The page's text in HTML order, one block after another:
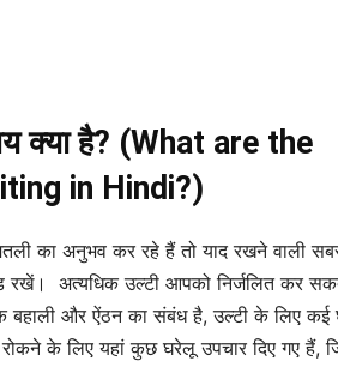
क्या है? (What are the
in Hindi?)
का अनुभव कर रहे हैं तो याद रखने वाली
रखें। अत्यधिक उल्टी आपको निर्जलित कर
​​बहाली और ऐंठन का संबंध है, उल्टी के लिए कई
के लिए यहां कुछ घरेलू उपचार दिए गए हैं,